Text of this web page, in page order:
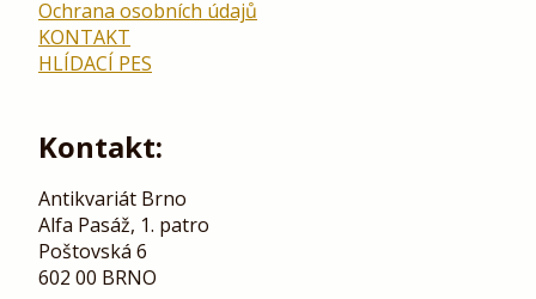
Ochrana osobních údajů
KONTAKT
HLÍDACÍ PES
Kontakt:
Antikvariát Brno
Alfa Pasáž, 1. patro
Poštovská 6
602 00 BRNO